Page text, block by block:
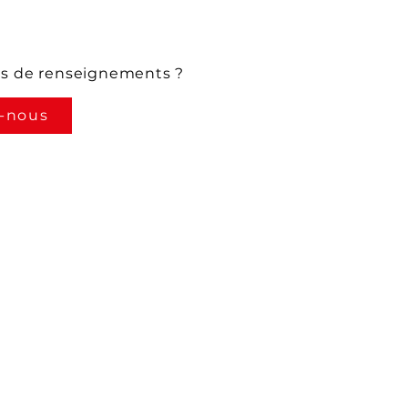
de renseignements ?
nous